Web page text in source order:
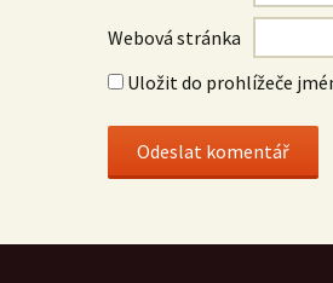
Webová stránka
Uložit do prohlížeče